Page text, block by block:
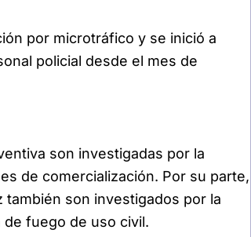
por microtráfico y se inició a
policial desde el mes de
son investigadas por la
de comercialización. Por su parte,
también son investigados por la
fuego de uso civil.